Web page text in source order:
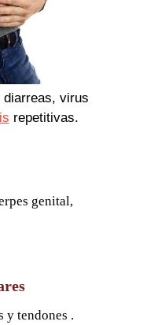
diarreas, virus
repetitivas.
genital,
y tendones .